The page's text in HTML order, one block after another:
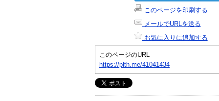
このページを印刷する
メールでURLを送る
お気に入りに追加する
このページのURL
https://plth.me/41041434